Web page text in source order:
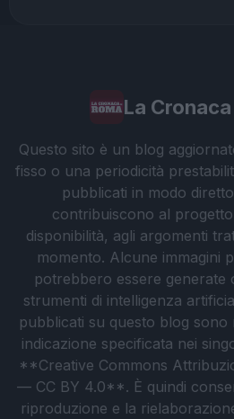
La
Questo sito è un blog
fisso o una periodicità
pubblicati in modo
contribuiscono al
disponibilità, agli argomenti
momento. Alcune immagini
potrebbero essere generate
strumenti di intelligenza
pubblicati su questo blog sono
indicazione specificata nei
**Creative Commons
— CC BY 4.0**. È quindi
riproduzione e la